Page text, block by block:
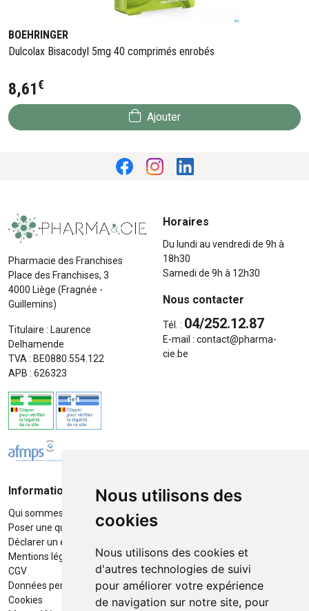
Nous utilisons des
cookies
Nous utilisons des cookies et
d'autres technologies de suivi
pour améliorer votre expérience
de navigation sur notre site, pour
BOEHRINGER
Dulcolax Bisacodyl 5mg 40 comprimés enrobés
8,61€
Ajouter
Pharmacie des Franchises
Place des Franchises, 3
4000 Liège (Fragnée -
Guillemins)
Titulaire : Laurence
Delhamende
TVA : BE0880.554.122
APB : 626323
Horaires
Du lundi au vendredi de 9h à
18h30
Samedi de 9h à 12h30
Nous contacter
Tél. : 04/252.12.87
E-mail : contact@pharma-
cie.be
Informations
Qui sommes-nous ?
Poser une question
Déclarer un effet indésirable
Mentions légales
CGV
Données personnelles
Cookies
Moyens de paiement
Retrait / Livraison